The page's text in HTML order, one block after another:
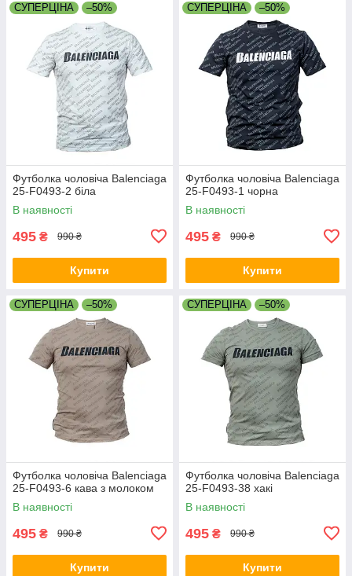
СУПЕРЦІНА –50%
Футболка чоловіча Balenciaga
25-F0493-2 біла
В наявності
495 ₴ 990 ₴
Купити
СУПЕРЦІНА –50%
Футболка чоловіча Balenciaga
25-F0493-1 чорна
В наявності
495 ₴ 990 ₴
Купити
СУПЕРЦІНА –50%
Футболка чоловіча Balenciaga
25-F0493-6 кава з молоком
В наявності
495 ₴ 990 ₴
Купити
СУПЕРЦІНА –50%
Футболка чоловіча Balenciaga
25-F0493-38 хакі
В наявності
495 ₴ 990 ₴
Купити